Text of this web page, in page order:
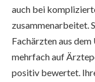
auch bei
zusammenarbeitet.
Fachärzten aus
mehrfach auf
positiv bewertet.